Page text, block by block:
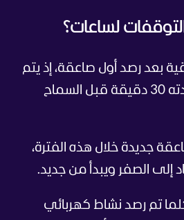
لساعات؟
بعد رصد أول صاعقة، إذ يتم
تشغيل عد تنازلي مدته 30 دقيقة قبل السماح
جديدة خلال هذه الفترة،
إلى الصفر ويبدأ من جديد.
تم رصد نشاط كهربائي